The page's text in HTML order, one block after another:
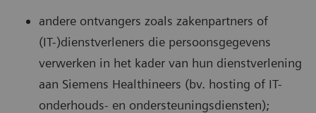
andere ontvangers zoals zakenpartners of
(IT-)dienstverleners die persoonsgegevens
verwerken in het kader van hun dienstverlening
aan Siemens Healthineers (bv. hosting of IT-
onderhouds- en ondersteuningsdiensten);